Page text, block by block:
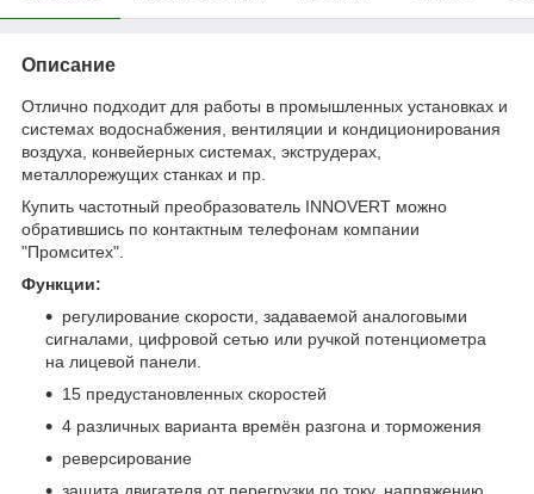
Описание
Отлично подходит для работы в промышленных установках и
системах водоснабжения, вентиляции и кондиционирования
воздуха, конвейерных системах, экструдерах,
металлорежущих станках и пр.
Купить частотный преобразователь INNOVERT можно
обратившись по контактным телефонам компании
"Промситех".
Функции:
регулирование скорости, задаваемой аналоговыми
сигналами, цифровой сетью или ручкой потенциометра
на лицевой панели.
15 предустановленных скоростей
4 различных варианта времён разгона и торможения
реверсирование
защита двигателя от перегрузки по току, напряжению